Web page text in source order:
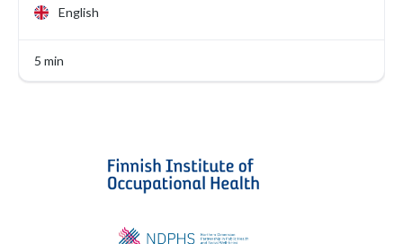
English
5 min